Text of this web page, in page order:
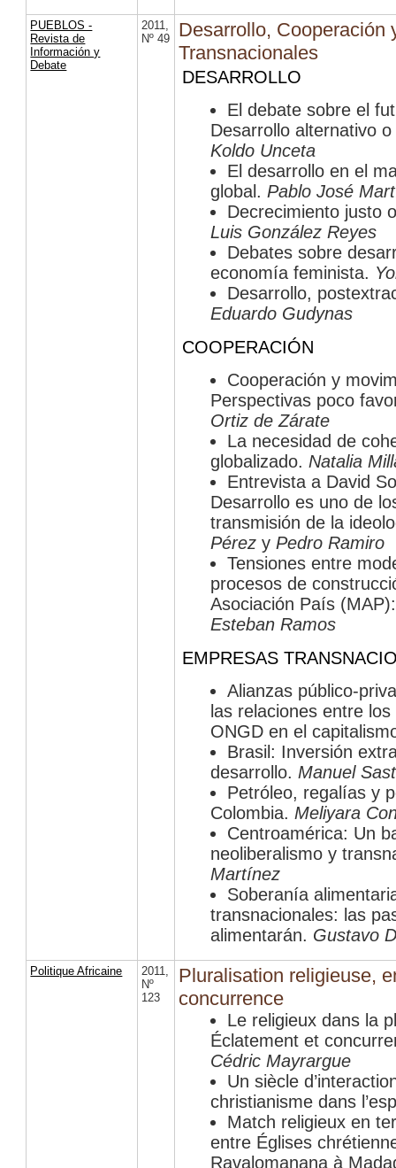
PUEBLOS -
Revista de
Información y
Debate
2011,
Nº 49
Desarrollo, Cooperación
Transnacionales
DESARROLLO
El debate sobre el
Desarrollo alternativo
Koldo Unceta
El desarrollo en el
global. Pablo José
Decrecimiento justo
Luis González Reyes
Debates sobre
economía feminista.
Desarrollo,
Eduardo Gudynas
COOPERACIÓN
Cooperación y
Perspectivas poco
Ortiz de Zárate
La necesidad de
globalizado. Natalia
Entrevista a David
Desarrollo es uno de
transmisión de la
Pérez y Pedro Ramiro
Tensiones entre
procesos de
Asociación País
Esteban Ramos
EMPRESAS
Alianzas público-
las relaciones entre
ONGD en el
Brasil: Inversión
desarrollo. Manuel
Petróleo, regalías y
Colombia. Meliyara
Centroamérica: Un
neoliberalismo y
Martínez
Soberanía
transnacionales: las
alimentarán. Gustavo
Politique Africaine 2011,
Nº
123
Pluralisation religieuse,
concurrence
Le religieux dans la
Éclatement et
Cédric Mayrargue
Un siècle
christianisme dans
Match religieux en
entre Églises
Ravalomanana à